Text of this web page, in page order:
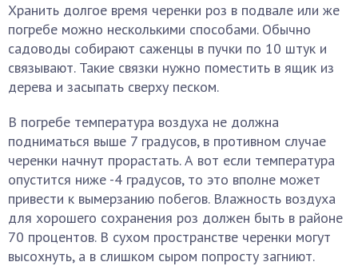
Хранить долгое время черенки роз в подвале или же
погребе можно несколькими способами. Обычно
садоводы собирают саженцы в пучки по 10 штук и
связывают. Такие связки нужно поместить в ящик из
дерева и засыпать сверху песком.
В погребе температура воздуха не должна
подниматься выше 7 градусов, в противном случае
черенки начнут прорастать. А вот если температура
опустится ниже -4 градусов, то это вполне может
привести к вымерзанию побегов. Влажность воздуха
для хорошего сохранения роз должен быть в районе
70 процентов. В сухом пространстве черенки могут
высохнуть, а в слишком сыром попросту загниют.